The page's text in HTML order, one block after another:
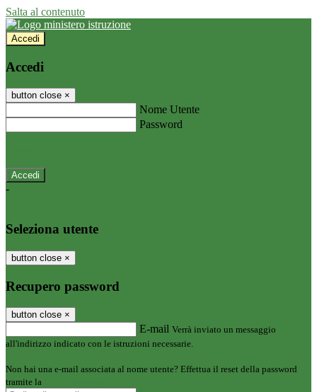
Salta al contenuto
Accedi
Accedi
button close ×
Nome Utente
Password
-
Seleziona utente
button close ×
Recupero password
button close ×
E-mail Verrà inviato un messaggio
all'indirizzo indicato con le istruzioni necessarie.
Non hai una e-mail associata al nome utente? Effettua il reset della password
tramite la